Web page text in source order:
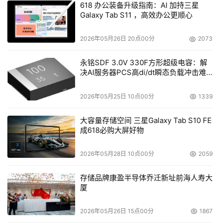
随着Thingswise iDOS系统逐渐标品化、开放化，除优也科
技自己使用开发工业应用产品之外，平台已经被外部工业行
业的软硬件服务商逐步使用和认可。低代码的开发环境大幅
降低编程门槛、节省时间，同时积累知识沉淀和形成复用路
径。
当前流程型制造业总产值占中国工业总产值的比重近50%。
量超过一半的比例。降本增效提质降耗，是所有流程工业企
业的核心需求。
卓尔不群的核心价值？优也董事长傅源女士提出
了‘ROD’（Realtime Operation Digitalization）——实时运
营数字化的概念。
618 办公装备升级指南：AI 加持三星
Galaxy Tab S11 ，高效办公更顺心
2026年05月26日 20点00分 2073
永铭SDF 3.0V 330F方形超级电容：解
决AI服务器PCS高di/dt瞬态负载冲击难
2026年05月25日 10点00分 1339
大容量存储空间 三星Galaxy Tab S10 FE
成618必购大屏好物
2026年05月28日 10点00分 2059
存储品牌康盈半导体乔迁新址前海人寿大
厦
2026年05月26日 15点00分 1867